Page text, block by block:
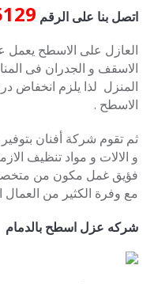
اتصل بنا على الرقم
العازل على الاسطح يعمل
الاسقف و الجدران فى
المنزل لذا يلزم انخفاض
الاسطح .
ثم تقوم شركة أفنان
و الالات و مواد تنظيف
فؤيق غمل مكون من
مع وفرة الكثير من العمال
شركه عزل اسطح بالدمام